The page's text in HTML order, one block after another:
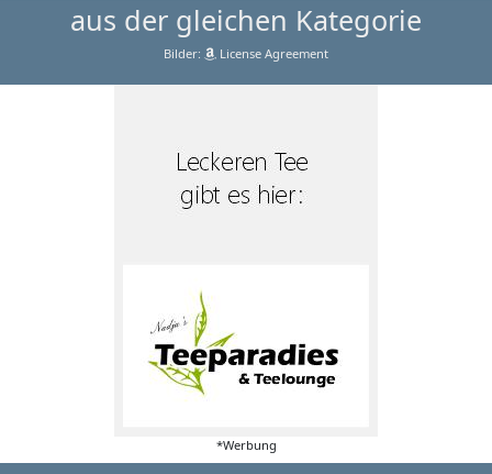
aus der gleichen Kategorie
Bilder: License Agreement
*Werbung